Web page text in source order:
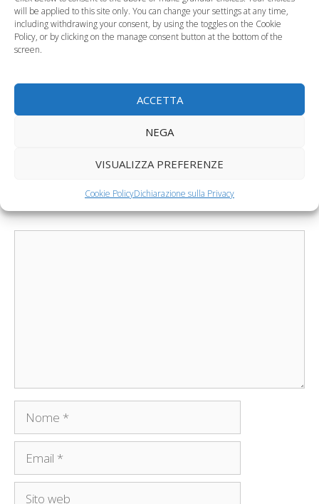
will be applied to this site only. You can change your settings at any time,
including withdrawing your consent, by using the toggles on the Cookie
Policy, or by clicking on the manage consent button at the bottom of the
screen.
ACCETTA
NEGA
VISUALIZZA PREFERENZE
Cookie PolicyDichiarazione sulla Privacy
Allarme Oms:
sempre più neonati
Vaccino
Curiosità, News, ecc.
Tag
Pensioni anticipate mamme, il no di Boeri
Lascia un commento
Nome
Email
Sito